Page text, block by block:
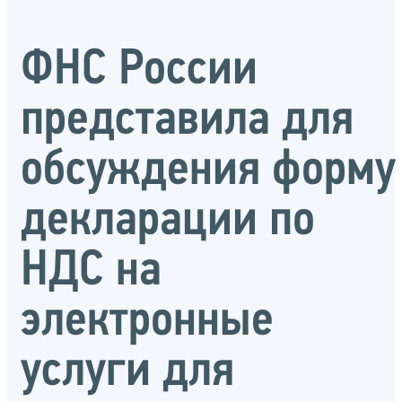
ФНС России
представила для
обсуждения форму
декларации по
НДС на
электронные
услуги для